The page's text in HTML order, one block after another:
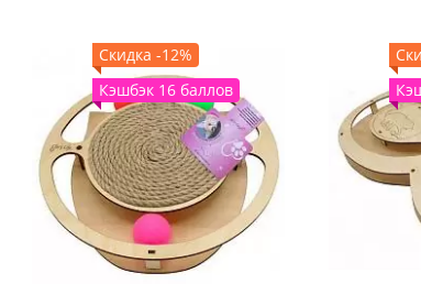
Скидка -12%
Кэшбэк 16 баллов